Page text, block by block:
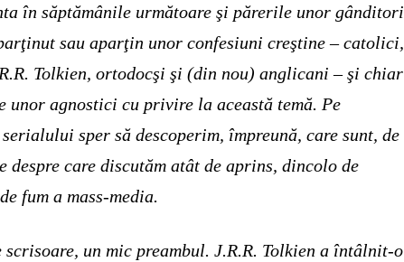
în săptămânile următoare şi părerile unor gânditori
sau aparţin unor confesiuni creştine – catolici,
Tolkien, ortodocşi şi (din nou) anglicani – şi chiar
unor agnostici cu privire la această temă. Pe
sper să descoperim, împreună, care sunt, de
despre care discutăm atât de aprins, dincolo de
fum a mass-media.
scrisoare, un mic preambul. J.R.R. Tolkien a întâlnit-o